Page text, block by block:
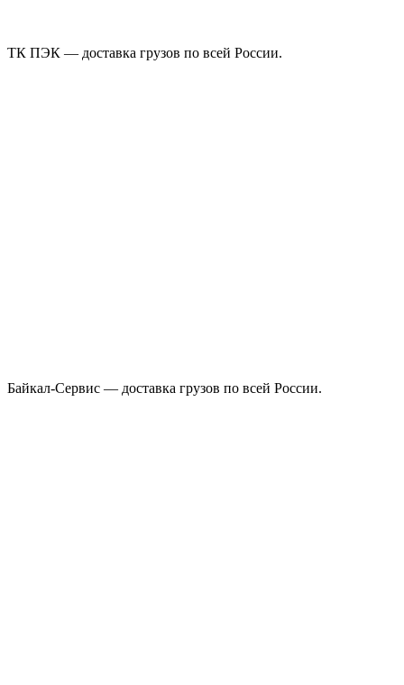
ТК ПЭК — доставка грузов по всей России.
Байкал-Сервис — доставка грузов по всей России.